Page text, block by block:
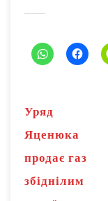
Уряд
Яценюка
продає газ
збіднілим